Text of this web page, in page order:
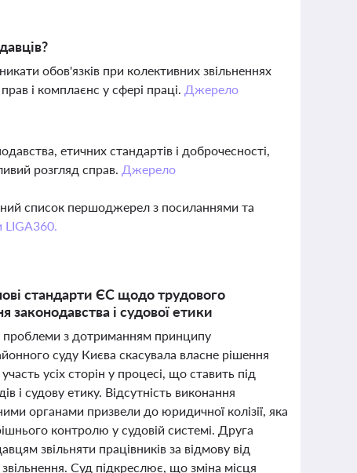
обов'язків при колективних звільненнях
і комплаєнс у сфері праці. Джерело
етичних стандартів і доброчесності,
розгляд справ. Джерело
список першоджерел з посиланнями та
LIGA360.
стандарти ЄС щодо трудового
і судової етики
проблеми з дотриманням принципу
суду Києва скасувала власне рішення
усіх сторін у процесі, що ставить під
і судову етику. Відсутність виконання
органами призвели до юридичної колізії, яка
контролю у судовій системі. Друга
звільняти працівників за відмову від
Суд підкреслює, що зміна місця